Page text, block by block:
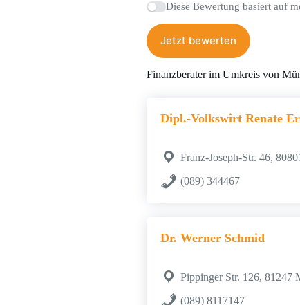
Diese Bewertung basiert auf
Jetzt bewerten
Finanzberater im Umkreis von
Dipl.-Volkswirt Renate
Franz-Joseph-Str. 46,
(089) 344467
Dr. Werner Schmid
Pippinger Str. 126, 81247
(089) 8117147